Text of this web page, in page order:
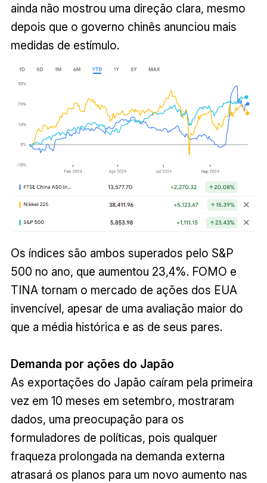
ainda não mostrou uma direção clara, mesmo
depois que o governo chinês anunciou mais
medidas de estímulo.
Os índices são ambos superados pelo S&P
500 no ano, que aumentou 23,4%. FOMO e
TINA tornam o mercado de ações dos EUA
invencível, apesar de uma avaliação maior do
que a média histórica e as de seus pares.
Demanda por ações do Japão
As exportações do Japão caíram pela primeira
vez em 10 meses em setembro, mostraram
dados, uma preocupação para os
formuladores de políticas, pois qualquer
fraqueza prolongada na demanda externa
atrasará os planos para um novo aumento nas